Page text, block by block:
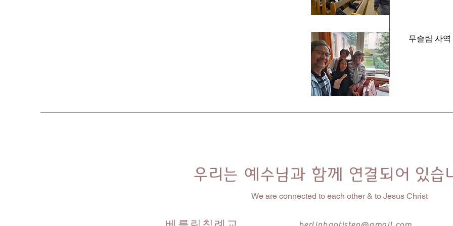
무슬림 사역
우리는 예수님과 함께 연결되어 있습
We are connected to each other & to Jesus Christ